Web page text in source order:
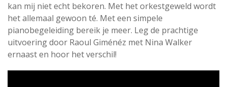
kan mij niet echt bekoren. Met het orkestgeweld wordt
het allemaal gewoon té. Met een simpele
pianobegeleiding bereik je meer. Leg de prachtige
uitvoering door Raoul Giménéz met Nina Walker
ernaast en hoor het verschil!